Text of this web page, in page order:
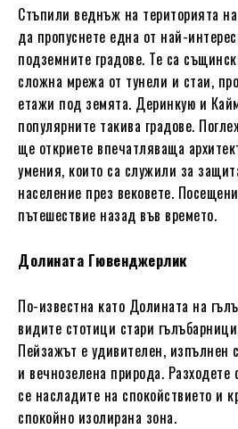
Стъпили веднъж на територията
да пропуснете една от най-
подземните градове. Те са
сложна мрежа от тунели и стаи,
етажи под земята. Деринкую и
популярните такива градове.
ще откриете впечатляваща
умения, които са служили за
население през вековете.
пътешествие назад във времето.
Долината Гювенджерлик
По-известна като Долината на
видите стотици стари
Пейзажът е удивителен, изпълнен
и вечнозелена природа. Разходете
се насладите на спокойствието и
спокойно изолирана зона.